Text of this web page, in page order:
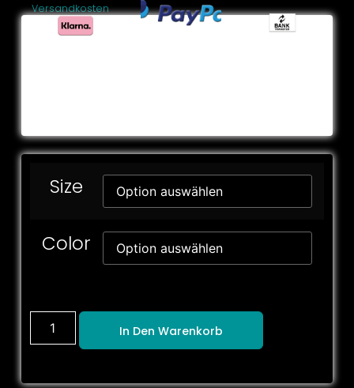
Versandkosten
Size
Color
In Den Warenkorb